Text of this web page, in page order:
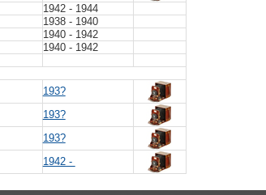
1942 - 1944
1938 - 1940
1940 - 1942
1940 - 1942
193?
193?
193?
1942 -